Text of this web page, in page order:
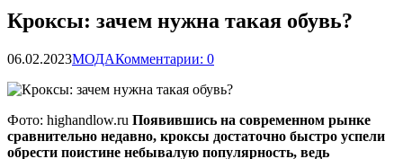
Кроксы: зачем нужна такая обувь?
06.02.2023МОДАКомментарии: 0
Фото: highandlow.ru Появившись на современном рынке
сравнительно недавно, кроксы достаточно быстро успели
обрести поистине небывалую популярность, ведь